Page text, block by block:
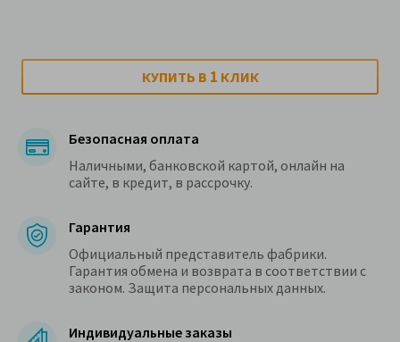
КУПИТЬ В 1 КЛИК
Безопасная оплата
Наличными, банковской картой, онлайн на
сайте, в кредит, в рассрочку.
Гарантия
Официальный представитель фабрики.
Гарантия обмена и возврата в соответствии с
законом. Защита персональных данных.
Индивидуальные заказы